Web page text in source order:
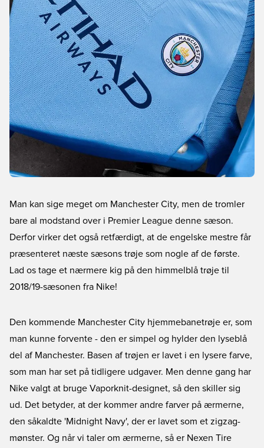
Man kan sige meget om Manchester City, men de tromler
bare al modstand over i Premier League denne sæson.
Derfor virker det også retfærdigt, at de engelske mestre får
præsenteret næste sæsons trøje som nogle af de første.
Lad os tage et nærmere kig på den himmelblå trøje til
2018/19-sæsonen fra Nike!
Den kommende Manchester City hjemmebanetrøje er, som
man kunne forvente - den er simpel og hylder den lyseblå
del af Manchester. Basen af trøjen er lavet i en lysere farve,
som man har set på tidligere udgaver. Men denne gang har
Nike valgt at bruge Vaporknit-designet, så den skiller sig
ud. Det betyder, at der kommer andre farver på ærmerne,
den såkaldte 'Midnight Navy', der er lavet som et zigzag-
mønster. Og når vi taler om ærmerne, så er Nexen Tire